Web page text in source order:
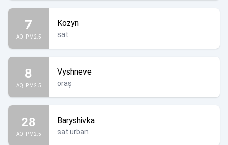
7
AQI PM2.5
Kozyn
sat
8
AQI PM2.5
Vyshneve
oraș
28
AQI PM2.5
Baryshivka
sat urban